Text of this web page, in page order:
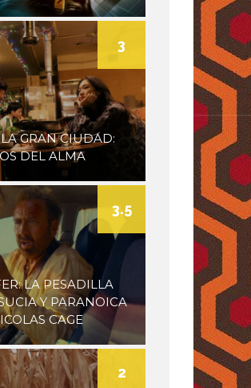
GRAN CIUDAD:
DEL ALMA
3
LA PESADILLA
Y PARANOICA
CAGE
3.5
2